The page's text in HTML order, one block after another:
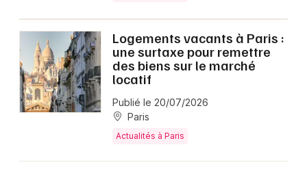
Logements vacants à Paris :
une surtaxe pour remettre
des biens sur le marché
locatif
Publié le 20/07/2026
Paris
Actualités à Paris